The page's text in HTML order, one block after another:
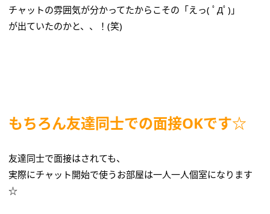
チャットの雰囲気が分かってたからこその「えっ( ﾟДﾟ)」
が出ていたのかと、、！(笑)
もちろん友達同士での面接OKです☆
友達同士で面接はされても、
実際にチャット開始で使うお部屋は一人一人個室になります
☆